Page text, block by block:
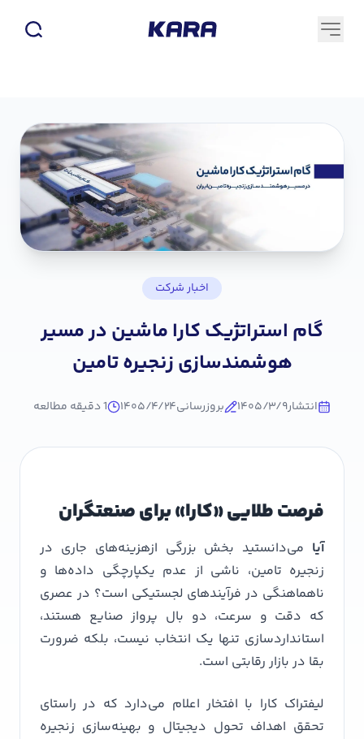
اخبار شرکت
گام استراتژیک کارا ماشین در مسیر
هوشمندسازی زنجیره تامین
انتشار۱۴۰۵/۳/۹ بروزرسانی۱۴۰۵/۴/۲۴ 1دقیقه مطالعه
فرصت طلایی «کارا» برای صنعتگران
آیا می‌دانستید بخش بزرگی ازهزینه‌های جاری در
زنجیره تامین، ناشی از عدم یکپارچگی داده‌ها و
ناهماهنگی در فرآیندهای لجستیکی است؟ در عصری
که دقت و سرعت، دو بال پرواز صنایع هستند،
استانداردسازی تنها یک انتخاب نیست، بلکه ضرورت
بقا در بازار رقابتی است.
لیفتراک کارا با افتخار اعلام می‌دارد که در راستای
تحقق اهداف تحول دیجیتال و بهینه‌سازی زنجیره